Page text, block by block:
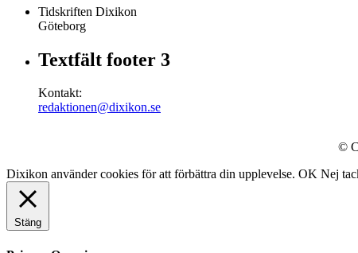
Tidskriften Dixikon
Göteborg
Textfält footer 3
Kontakt:
redaktionen@dixikon.se
©
Dixikon använder cookies för att förbättra din upplevelse. OK Nej
Stäng